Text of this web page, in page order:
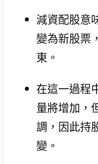
減資配股意
變為新股票
東。
在這一過程
量將增加，
調，因此持
變。